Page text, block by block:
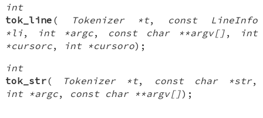
int
tok_line ( Tokenizer *t, const LineInfo
*li, int *argc, const char **argv[] ,
int
*cursorc, int *cursoro);
int
tok_str( Tokenizer *t, const char *str,
int *argc, const char **argv[]);